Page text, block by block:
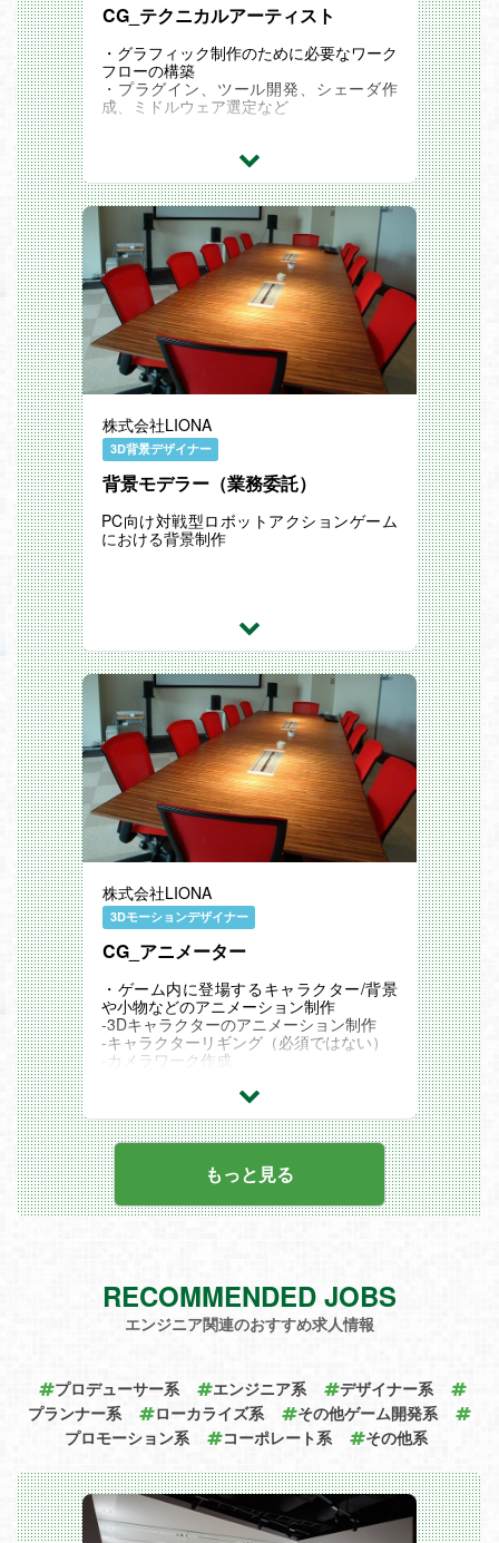
CG_テクニカルアーティスト
・グラフィック制作のために必要なワーク
フローの構築
・プラグイン、ツール開発、シェーダ作
成、ミドルウェア選定など
株式会社LIONA
3D背景デザイナー
背景モデラー（業務委託）
PC向け対戦型ロボットアクションゲーム
における背景制作
株式会社LIONA
3Dモーションデザイナー
CG_アニメーター
・ゲーム内に登場するキャラクター/背景
や小物などのアニメーション制作
-3Dキャラクターのアニメーション制作
-キャラクターリギング（必須ではない）
-カメラワーク作成
Maya(3dsMax)/Photoshop/ZBrush/Unreal
Engine4/Unity/その他
もっと見る
RECOMMENDED JOBS
エンジニア関連のおすすめ求人情報
プロデューサー系 エンジニア系
デザイナー系
プランナー系
ローカライズ系
その他ゲーム開発系
プロモーション系
コーポレート系 その他系